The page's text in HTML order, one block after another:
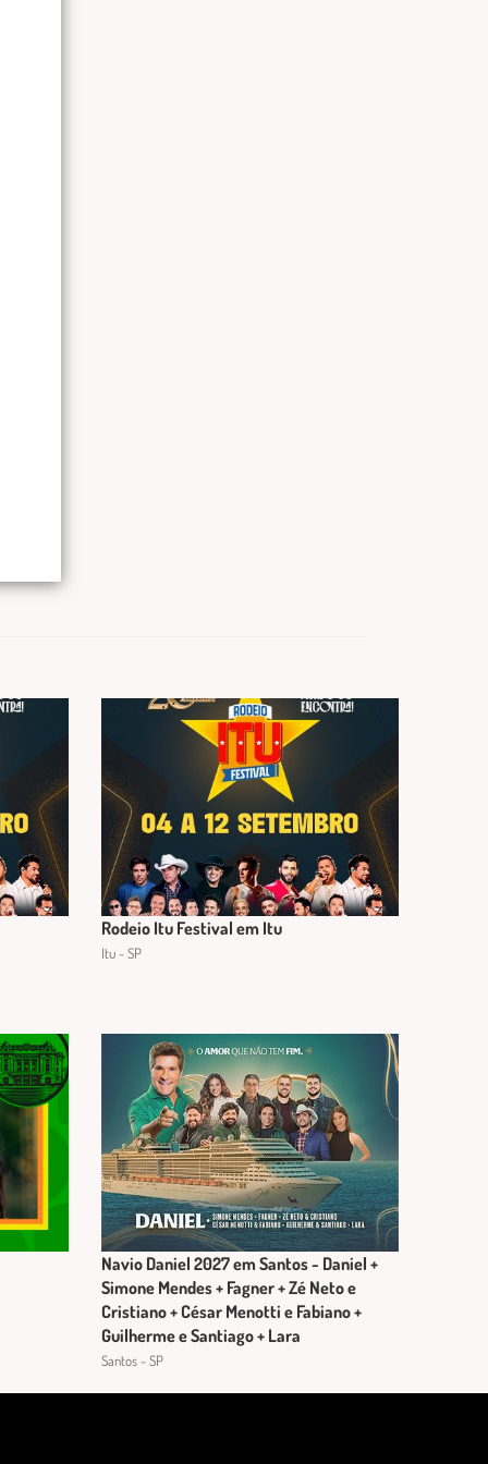
Rodeio Itu Festival em Itu
Itu - SP
Navio Daniel 2027 em Santos - Daniel +
Simone Mendes + Fagner + Zé Neto e
Cristiano + César Menotti e Fabiano +
Guilherme e Santiago + Lara
Santos - SP